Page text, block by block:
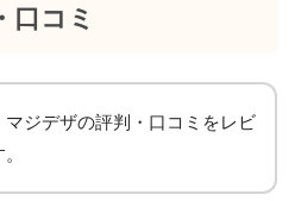
口コミ
マジデザの評判・口コミをレビ